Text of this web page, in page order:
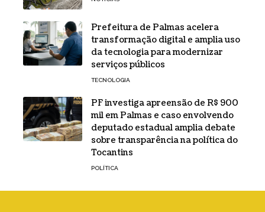
Prefeitura de Palmas acelera
transformação digital e amplia uso
da tecnologia para modernizar
serviços públicos
TECNOLOGIA
PF investiga apreensão de R$ 900
mil em Palmas e caso envolvendo
deputado estadual amplia debate
sobre transparência na política do
Tocantins
POLÍTICA